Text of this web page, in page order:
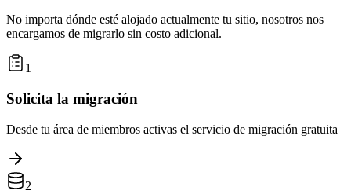
No importa dónde esté alojado actualmente tu sitio, nosotros nos
encargamos de migrarlo sin costo adicional.
1
Solicita la migración
Desde tu área de miembros activas el servicio de migración gratuita
2